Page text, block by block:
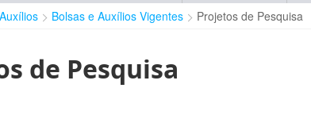
Bolsas e Auxílios Vigentes Projetos de Pesquisa
de Pesquisa